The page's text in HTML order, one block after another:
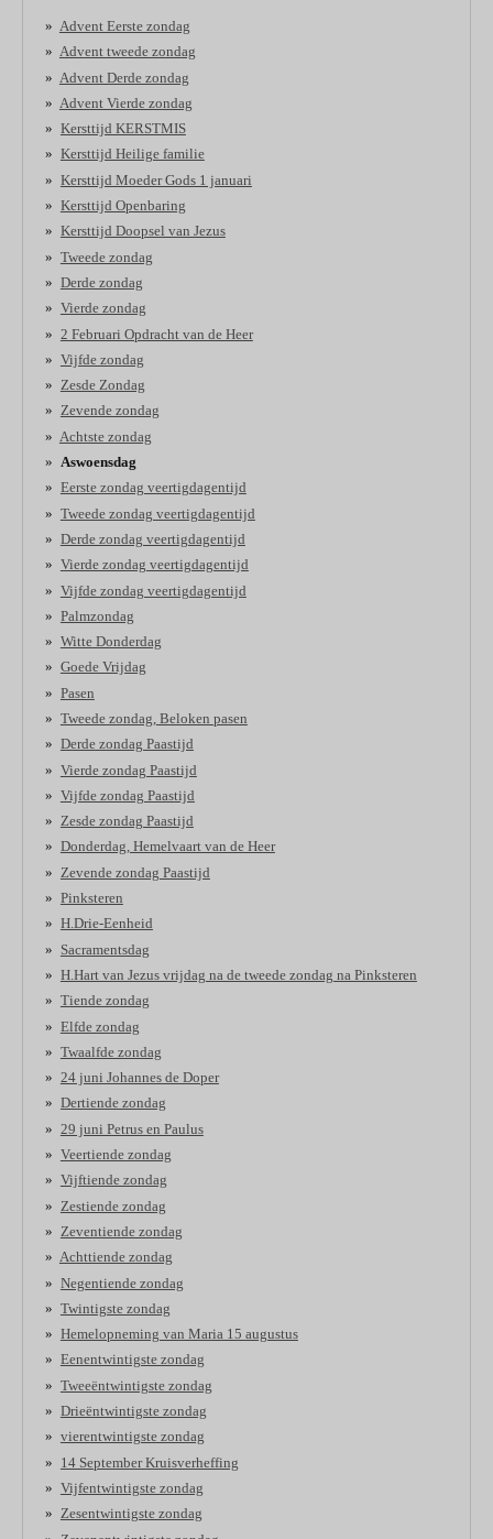
Advent Eerste zondag
Advent tweede zondag
Advent Derde zondag
Advent Vierde zondag
Kersttijd KERSTMIS
Kersttijd Heilige familie
Kersttijd Moeder Gods 1 januari
Kersttijd Openbaring
Kersttijd Doopsel van Jezus
Tweede zondag
Derde zondag
Vierde zondag
2 Februari Opdracht van de Heer
Vijfde zondag
Zesde Zondag
Zevende zondag
Achtste zondag
Aswoensdag
Eerste zondag veertigdagentijd
Tweede zondag veertigdagentijd
Derde zondag veertigdagentijd
Vierde zondag veertigdagentijd
Vijfde zondag veertigdagentijd
Palmzondag
Witte Donderdag
Goede Vrijdag
Pasen
Tweede zondag, Beloken pasen
Derde zondag Paastijd
Vierde zondag Paastijd
Vijfde zondag Paastijd
Zesde zondag Paastijd
Donderdag, Hemelvaart van de Heer
Zevende zondag Paastijd
Pinksteren
H.Drie-Eenheid
Sacramentsdag
H.Hart van Jezus vrijdag na de tweede zondag na Pinksteren
Tiende zondag
Elfde zondag
Twaalfde zondag
24 juni Johannes de Doper
Dertiende zondag
29 juni Petrus en Paulus
Veertiende zondag
Vijftiende zondag
Zestiende zondag
Zeventiende zondag
Achttiende zondag
Negentiende zondag
Twintigste zondag
Hemelopneming van Maria 15 augustus
Eenentwintigste zondag
Tweeëntwintigste zondag
Drieëntwintigste zondag
vierentwintigste zondag
14 September Kruisverheffing
Vijfentwintigste zondag
Zesentwintigste zondag